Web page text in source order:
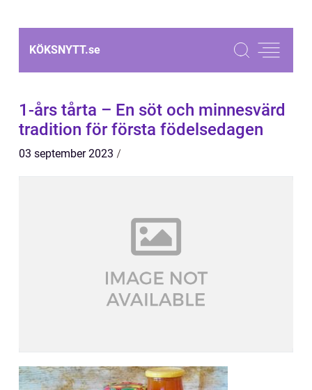
KÖKSNYTT.se
1-års tårta – En söt och minnesvärd
tradition för första födelsedagen
03 september 2023